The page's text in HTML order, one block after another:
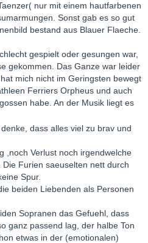
nur mit einem hautfarbenen
Sonst gab es so gut
bestand aus Blauer Flaeche.
gespielt oder gesungen war,
gekommen. Das Ganze war leider
mich nicht im Geringsten bewegt
Ferriers Orpheus und auch
habe. An der Musik liegt es
dass alles viel zu brav und
,noch Verlust noch irgendwelche
Furien saeuselten nett durch
Spur.
beiden Liebenden als Personen
Sopranen das Gefuehl, dass
ganz passend lag, der halbe Ton
etwas in der (emotionalen)